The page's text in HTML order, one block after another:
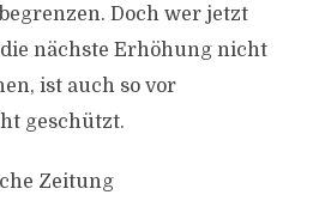
Doch wer jetzt
nächste Erhöhung nicht
ist auch so vor
geschützt.
Zeitung